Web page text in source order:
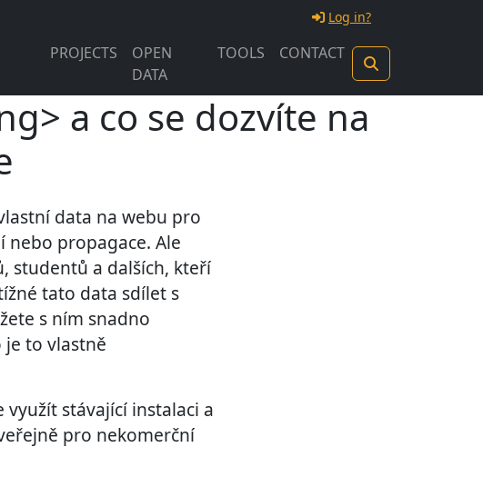
Log in?
PROJECTS
OPEN
DATA
TOOLS CONTACT
a co se dozvíte na
data na webu pro
nebo propagace. Ale
studentů a dalších, kteří
tato data sdílet s
s ním snadno
je to vlastně
stávající instalaci a
pro nekomerční